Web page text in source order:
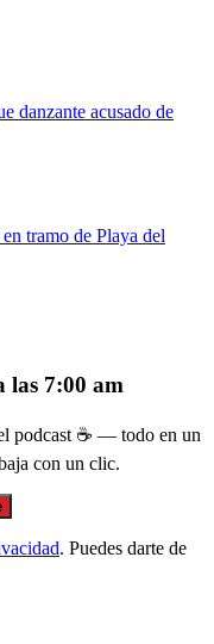
danzante acusado de
tramo de Playa del
las 7:00 am
podcast ☕ — todo en un
con un clic.
. Puedes darte de